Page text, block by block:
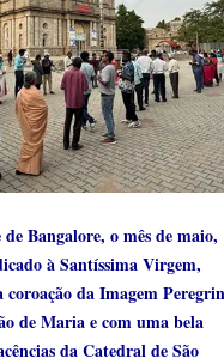
Bangalore, o mês de maio,
à Santíssima Virgem,
coroação da Imagem
de Maria e com uma bela
da Catedral de São